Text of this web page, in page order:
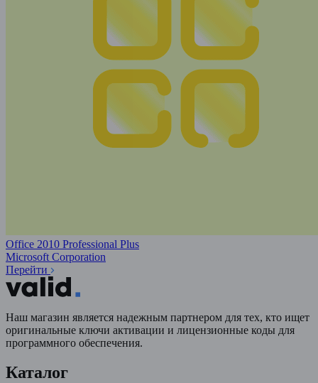
Office 2010 Professional Plus
Microsoft Corporation
Перейти
Наш магазин является надежным партнером для тех, кто ищет
оригинальные ключи активации и лицензионные коды для
программного обеспечения.
Каталог